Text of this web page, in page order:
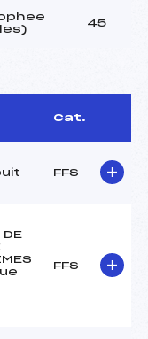
45
Cat.
FFS
DE
FFS